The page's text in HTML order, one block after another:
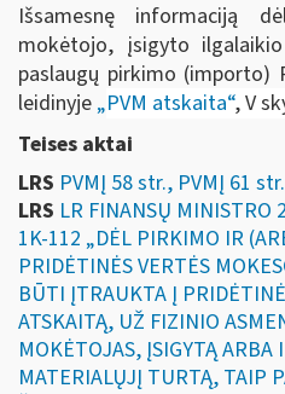
Išsamesnę informaciją
mokėtojo, įsigyto
paslaugų pirkimo
leidinyje „PVM atskaita“, V
Teises aktai
LRS PVMĮ 58 str., PVMĮ 61 str.
LRS LR FINANSŲ MINISTRO
1K-112 „DĖL PIRKIMO IR
PRIDĖTINĖS VERTĖS
BŪTI ĮTRAUKTA Į
ATSKAITĄ, UŽ FIZINIO
MOKĖTOJAS, ĮSIGYTĄ
MATERIALŲJĮ TURTĄ, TAIP